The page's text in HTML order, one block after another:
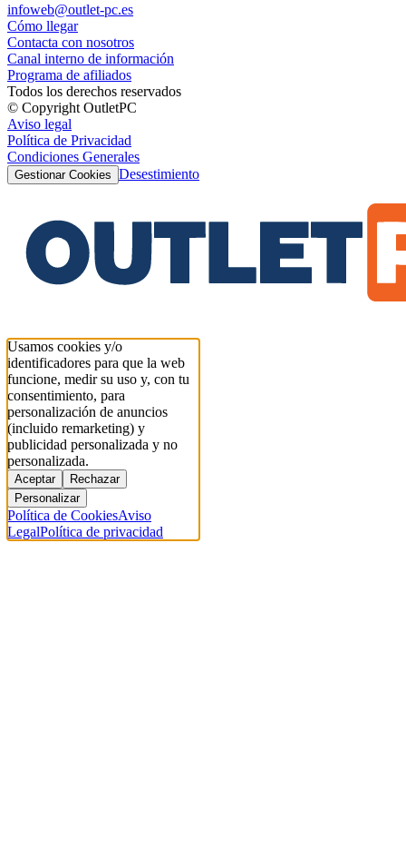
infoweb@outlet-pc.es
Cómo llegar
Contacta con nosotros
Canal interno de información
Programa de afiliados
Todos los derechos reservados
© Copyright OutletPC
Aviso legal
Política de Privacidad
Condiciones Generales
Gestionar Cookies Desestimiento
Usamos cookies y/o
identificadores para que la web
funcione, medir su uso y, con tu
consentimiento, para
personalización de anuncios
(incluido remarketing) y
publicidad personalizada y no
personalizada.
Aceptar
Rechazar
Personalizar
Política de CookiesAviso
LegalPolítica de privacidad